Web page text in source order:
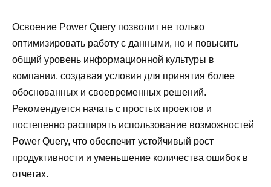
Освоение Power Query позволит не только
оптимизировать работу с данными, но и повысить
общий уровень информационной культуры в
компании, создавая условия для принятия более
обоснованных и своевременных решений.
Рекомендуется начать с простых проектов и
постепенно расширять использование возможностей
Power Query, что обеспечит устойчивый рост
продуктивности и уменьшение количества ошибок в
отчетах.